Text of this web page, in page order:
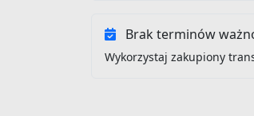
Brak terminów
Wykorzystaj zakupiony